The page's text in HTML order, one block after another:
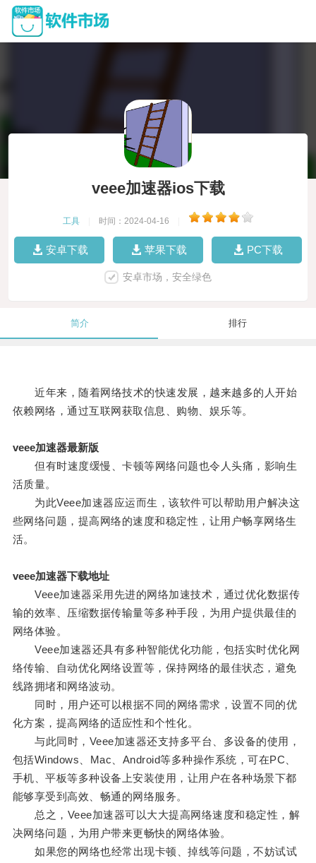
veee加速器ios下载
工具 时间：2024-04-16
安卓下载 苹果下载 PC下载
安卓市场，安全绿色
简介 排行
近年来，随着网络技术的快速发展，越来越多的人开始
依赖网络，通过互联网获取信息、购物、娱乐等。
veee加速器最新版
但有时速度缓慢、卡顿等网络问题也令人头痛，影响生
活质量。
为此Veee加速器应运而生，该软件可以帮助用户解决这
些网络问题，提高网络的速度和稳定性，让用户畅享网络生
活。
veee加速器下载地址
Veee加速器采用先进的网络加速技术，通过优化数据传
输的效率、压缩数据传输量等多种手段，为用户提供最佳的
网络体验。
Veee加速器还具有多种智能优化功能，包括实时优化网
络传输、自动优化网络设置等，保持网络的最佳状态，避免
线路拥堵和网络波动。
同时，用户还可以根据不同的网络需求，设置不同的优
化方案，提高网络的适应性和个性化。
与此同时，Veee加速器还支持多平台、多设备的使用，
包括Windows、Mac、Android等多种操作系统，可在PC、
手机、平板等多种设备上安装使用，让用户在各种场景下都
能够享受到高效、畅通的网络服务。
总之，Veee加速器可以大大提高网络速度和稳定性，解
决网络问题，为用户带来更畅快的网络体验。
如果您的网络也经常出现卡顿、掉线等问题，不妨试试